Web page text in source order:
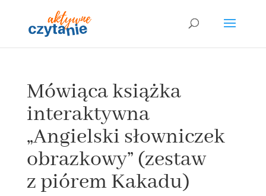
Mówiąca książka
interaktywna
„Angielski słowniczek
obrazkowy” (zestaw
z piórem Kakadu)